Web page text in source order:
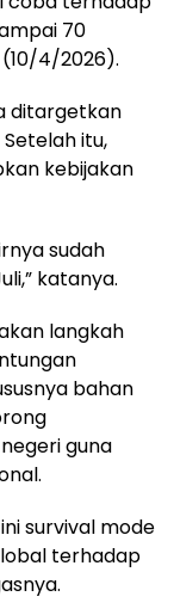
70
4/2026).
ditargetkan
itu,
kebijakan
sudah
katanya.
langkah
bahan
guna
survival mode
terhadap